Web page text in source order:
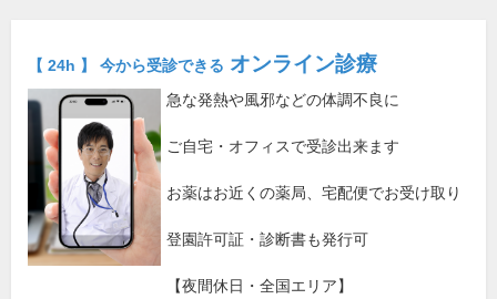
【 24h 】 今から受診できる オンライン診療
急な発熱や風邪などの体調不良に
ご自宅・オフィスで受診出来ます
お薬はお近くの薬局、宅配便でお受け取り
登園許可証・診断書も発行可
【夜間休日・全国エリア】